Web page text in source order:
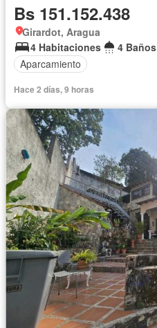
Bs 151.152.438
Girardot, Aragua
4 Habitaciones
4 Baños
Aparcamiento
Hace 2 días, 9 horas